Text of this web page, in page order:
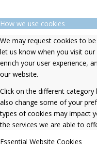
How we use cookies
We may request cookies to
let us know when you visit
enrich your user experience,
our website.
Click on the different
also change some of your
types of cookies may impact
the services we are able to
Essential Website Cookies